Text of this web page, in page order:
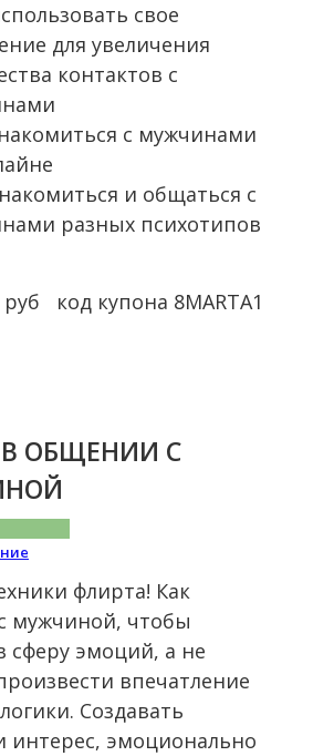
свое
для увеличения
контактов с
с мужчинами
и общаться с
разных психотипов
руб код купона 8MARTA1
ОБЩЕНИИ С
флирта! Как
мужчиной, чтобы
сферу эмоций, а не
впечатление
Создавать
интерес, эмоционально